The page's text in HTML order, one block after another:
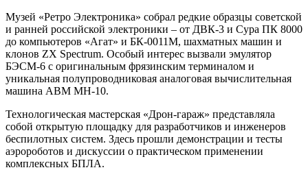
Музей «Ретро Электроника» собрал редкие образцы советской
и ранней российской электроники – от ДВК-3 и Сура ПК 8000
до компьютеров «Агат» и БК-0011М, шахматных машин и
клонов ZX Spectrum. Особый интерес вызвали эмулятор
БЭСМ-6 с оригинальным фрязинским терминалом и
уникальная полупроводниковая аналоговая вычислительная
машина АВМ МН-10.
Технологическая мастерская «Дрон-гараж» представляла
собой открытую площадку для разработчиков и инженеров
беспилотных систем. Здесь прошли демонстрации и тесты
аэророботов и дискуссии о практическом применении
комплексных БПЛА.